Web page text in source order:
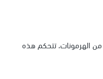
من الهرمونات، تتحكم هذه